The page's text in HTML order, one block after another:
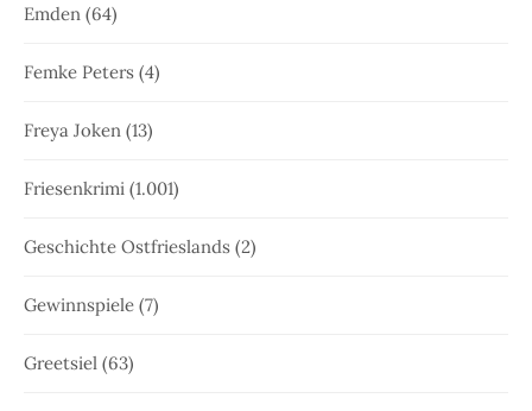
Emden (64)
Femke Peters (4)
Freya Joken (13)
Friesenkrimi (1.001)
Geschichte Ostfrieslands (2)
Gewinnspiele (7)
Greetsiel (63)